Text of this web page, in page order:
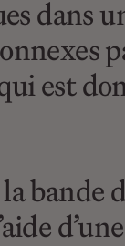
dans
est
bande